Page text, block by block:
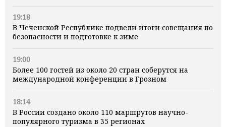
19:18
В Чеченской Республике подвели итоги совещания по
безопасности и подготовке к зиме
19:00
Более 100 гостей из около 20 стран соберутся на
международной конференции в Грозном
18:14
В России создано около 110 маршрутов научно-
популярного туризма в 35 регионах